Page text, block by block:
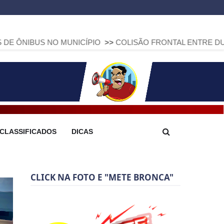
NO MUNICÍPIO >> COLISÃO FRONTAL ENTRE DUAS FIAT
CLASSIFICADOS DICAS
CLICK NA FOTO E "METE BRONCA"